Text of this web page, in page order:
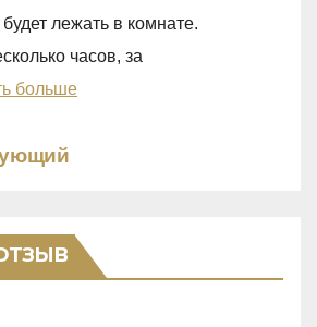
будет лежать в комнате.
часов, за
больше